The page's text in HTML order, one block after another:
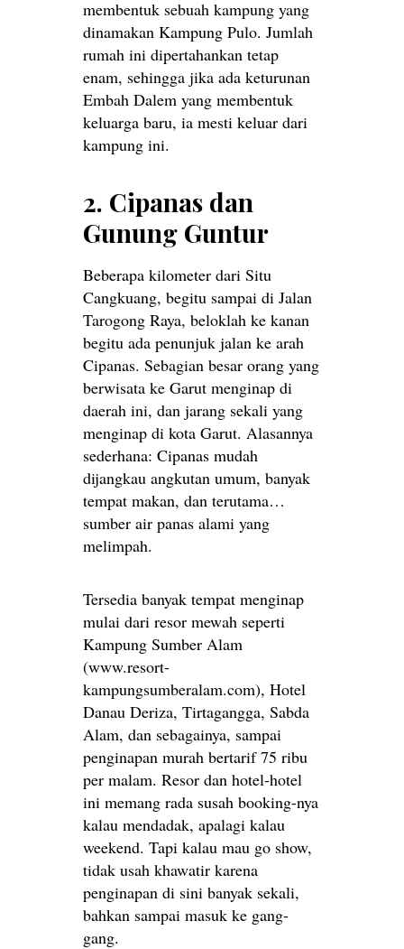
membentuk sebuah kampung yang
dinamakan Kampung Pulo. Jumlah
rumah ini dipertahankan tetap
enam, sehingga jika ada keturunan
Embah Dalem yang membentuk
keluarga baru, ia mesti keluar dari
kampung ini.
2. Cipanas dan
Gunung Guntur
Beberapa kilometer dari Situ
Cangkuang, begitu sampai di Jalan
Tarogong Raya, beloklah ke kanan
begitu ada penunjuk jalan ke arah
Cipanas. Sebagian besar orang yang
berwisata ke Garut menginap di
daerah ini, dan jarang sekali yang
menginap di kota Garut. Alasannya
sederhana: Cipanas mudah
dijangkau angkutan umum, banyak
tempat makan, dan terutama…
sumber air panas alami yang
melimpah.
Tersedia banyak tempat menginap
mulai dari resor mewah seperti
Kampung Sumber Alam
(www.resort-
kampungsumberalam.com), Hotel
Danau Deriza, Tirtagangga, Sabda
Alam, dan sebagainya, sampai
penginapan murah bertarif 75 ribu
per malam. Resor dan hotel-hotel
ini memang rada susah booking-nya
kalau mendadak, apalagi kalau
weekend. Tapi kalau mau go show,
tidak usah khawatir karena
penginapan di sini banyak sekali,
bahkan sampai masuk ke gang-
gang.